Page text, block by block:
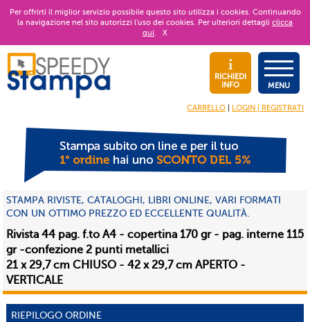
Per offrirti il miglior servizio possibile questo sito utilizza i cookies. Continuando
la navigazione nel sito autorizzi l’uso dei cookies. Per ulteriori dettagli clicca
qui. X
RICHIEDI
INFO
MENU
CARRELLO LOGIN | REGISTRATI
STAMPA RIVISTE, CATALOGHI, LIBRI ONLINE, VARI FORMATI
CON UN OTTIMO PREZZO ED ECCELLENTE QUALITÀ.
Rivista 44 pag. f.to A4 - copertina 170 gr - pag. interne 115
gr -confezione 2 punti metallici
21 x 29,7 cm CHIUSO - 42 x 29,7 cm APERTO -
VERTICALE
RIEPILOGO ORDINE